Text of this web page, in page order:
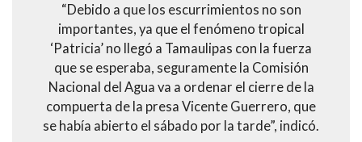
“Debido a que los escurrimientos no son
importantes, ya que el fenómeno tropical
‘Patricia’ no llegó a Tamaulipas con la fuerza
que se esperaba, seguramente la Comisión
Nacional del Agua va a ordenar el cierre de la
compuerta de la presa Vicente Guerrero, que
se había abierto el sábado por la tarde”, indicó.